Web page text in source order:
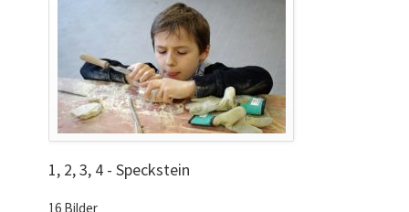
1, 2, 3, 4 - Speckstein
16 Bilder